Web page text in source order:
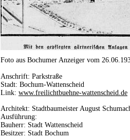
Foto aus Bochumer Anzeiger vom
Anschrift: Parkstraße
Stadt: Bochum-Wattenscheid
Link: www.freilichtbuehne-wattenscheid.de
Architekt: Stadtbaumeister August
Ausführung:
Bauherr: Stadt Wattenscheid
Besitzer: Stadt Bochum